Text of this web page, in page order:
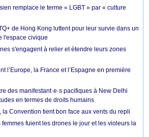
remplace le terme « LGBT » par « culture
de Hong Kong luttent pour leur survie dans un
l'espace civique
s'engagent à relier et étendre leurs zones
l’Europe, la France et l’Espagne en première
des manifestant·e·s pacifiques à New Delhi
en termes de droits humains
la Convention tient bon face aux vents du repli
fuient les drones le jour et les violeurs la